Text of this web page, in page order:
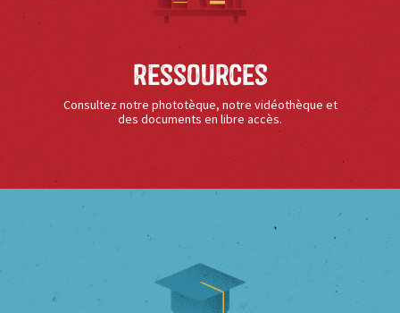
Ressources
Consultez notre phototèque, notre vidéothèque et
des documents en libre accès.